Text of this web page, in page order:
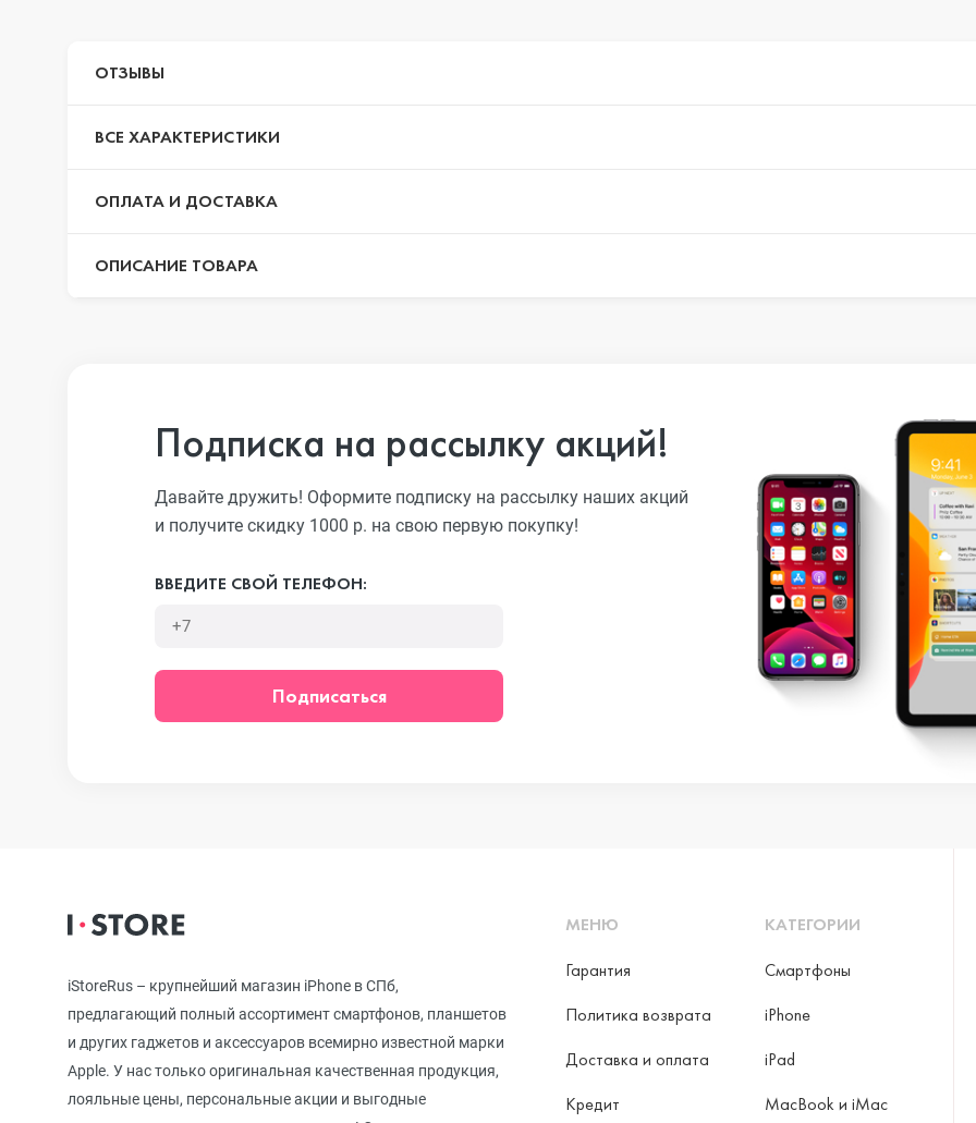
iPhone 12 Pro Max
iPhone 12
iPhone 11
iPhone XS Max
ОТЗЫВЫ
ВСЕ ХАРАКТЕРИСТИКИ
ОПЛАТА И ДОСТАВКА
ОПИСАНИЕ ТОВАРА
Подписка на рассылку акций!
Давайте дружить! Оформите подписку на рассылку наших акций
и получите скидку 1000 р. на свою первую покупку!
ВВЕДИТЕ СВОЙ ТЕЛЕФОН:
Подписаться
iStoreRus – крупнейший магазин iPhone в СПб,
предлагающий полный ассортимент смартфонов, планшетов
и других гаджетов и аксессуаров всемирно известной марки
Apple. У нас только оригинальная качественная продукция,
лояльные цены, персональные акции и выгодные
МЕНЮ
Гарантия
Политика возврата
Доставка и оплата
Кредит
КАТЕГОРИИ
Смартфоны
iPhone
iPad
MacBook и iMac